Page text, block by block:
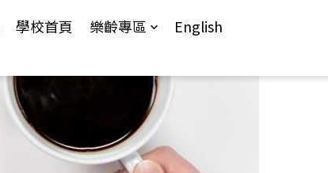
學校首頁 樂齡專區 English